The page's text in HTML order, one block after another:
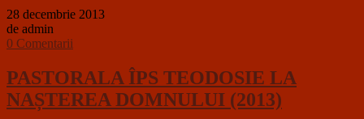
28 decembrie 2013
de admin
0 Comentarii
PASTORALA ÎPS TEODOSIE LA
NAȘTEREA DOMNULUI (2013)